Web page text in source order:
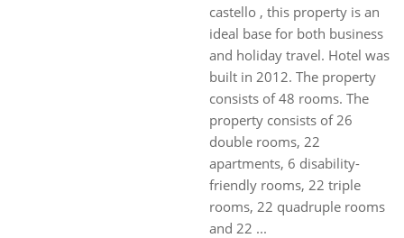
castello , this property is an
ideal base for both business
and holiday travel. Hotel was
built in 2012. The property
consists of 48 rooms. The
property consists of 26
double rooms, 22
apartments, 6 disability-
friendly rooms, 22 triple
rooms, 22 quadruple rooms
and 22 ...